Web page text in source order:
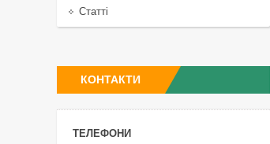
Статті
КОНТАКТИ